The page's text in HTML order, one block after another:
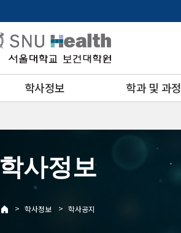
학사정보 학과 및 과정
학사정보
> 학사정보 > 학사공지